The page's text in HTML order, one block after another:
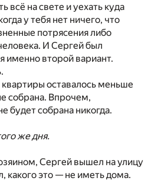
всё на свете и уехать куда
у тебя нет ничего, что
потрясения либо
И Сергей был
именно второй вариант.
оставалось меньше
собрана. Впрочем,
будет собрана никогда.
же дня.
Сергей вышел на улицу
какого это — не иметь дома.